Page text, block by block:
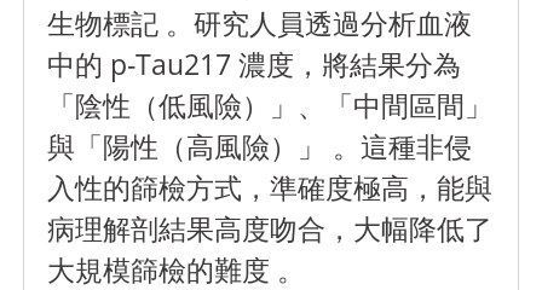
生物標記 。研究人員透過分析血液
中的 p-Tau217 濃度，將結果分為
「陰性（低風險）」、「中間區間」
與「陽性（高風險）」 。這種非侵
入性的篩檢方式，準確度極高，能與
病理解剖結果高度吻合，大幅降低了
大規模篩檢的難度 。